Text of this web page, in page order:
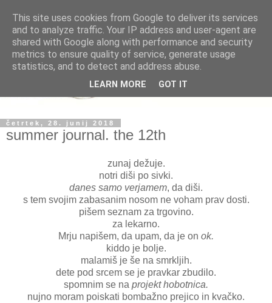
četrtek, 28. junij 2018
summer journal. the 12th
zunaj dežuje.
notri diši po sivki.
danes samo verjamem, da diši.
s tem svojim zabasanim nosom ne voham prav dosti.
pišem seznam za trgovino.
za lekarno.
Mrju napišem, da upam, da je on ok.
kiddo je bolje.
malamiš je še na smrkljih.
dete pod srcem se je pravkar zbudilo.
spomnim se na projekt hobotnica.
nujno moram poiskati bombažno prejico in kvačko.
This site uses cookies from Google to deliver its services
and to analyze traffic. Your IP address and user-agent are
shared with Google along with performance and security
metrics to ensure quality of service, generate usage
statistics, and to detect and address abuse.
LEARN MORE GOT IT